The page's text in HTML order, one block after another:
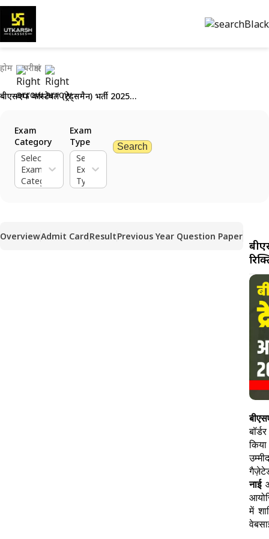
होम परीक्षाएं
बीएसएफ कांस्टेबल (ट्रेड्समैन) भर्ती 2025 - 3588 रिक्तियों के लिए आवेदन करें
Exam
Category
Select
Exam
Category
Exam
Type
Select
Exam
Type
Search
OverviewAdmit CardResultPrevious Year Question Paper
नाई
में